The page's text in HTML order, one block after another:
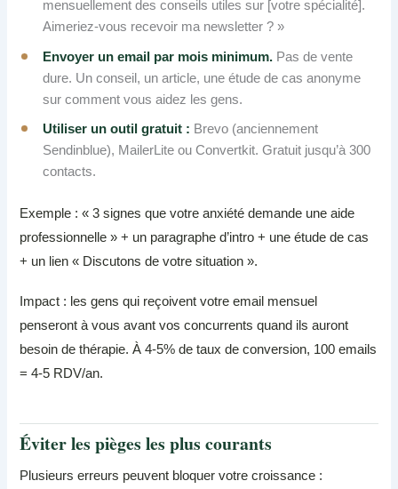
mensuellement des conseils utiles sur [votre spécialité].
Aimeriez-vous recevoir ma newsletter ? »
Envoyer un email par mois minimum. Pas de vente
dure. Un conseil, un article, une étude de cas anonyme
sur comment vous aidez les gens.
Utiliser un outil gratuit : Brevo (anciennement
Sendinblue), MailerLite ou Convertkit. Gratuit jusqu’à 300
contacts.
Exemple : « 3 signes que votre anxiété demande une aide
professionnelle » + un paragraphe d’intro + une étude de cas
+ un lien « Discutons de votre situation ».
Impact : les gens qui reçoivent votre email mensuel
penseront à vous avant vos concurrents quand ils auront
besoin de thérapie. À 4-5% de taux de conversion, 100 emails
= 4-5 RDV/an.
Éviter les pièges les plus courants
Plusieurs erreurs peuvent bloquer votre croissance :